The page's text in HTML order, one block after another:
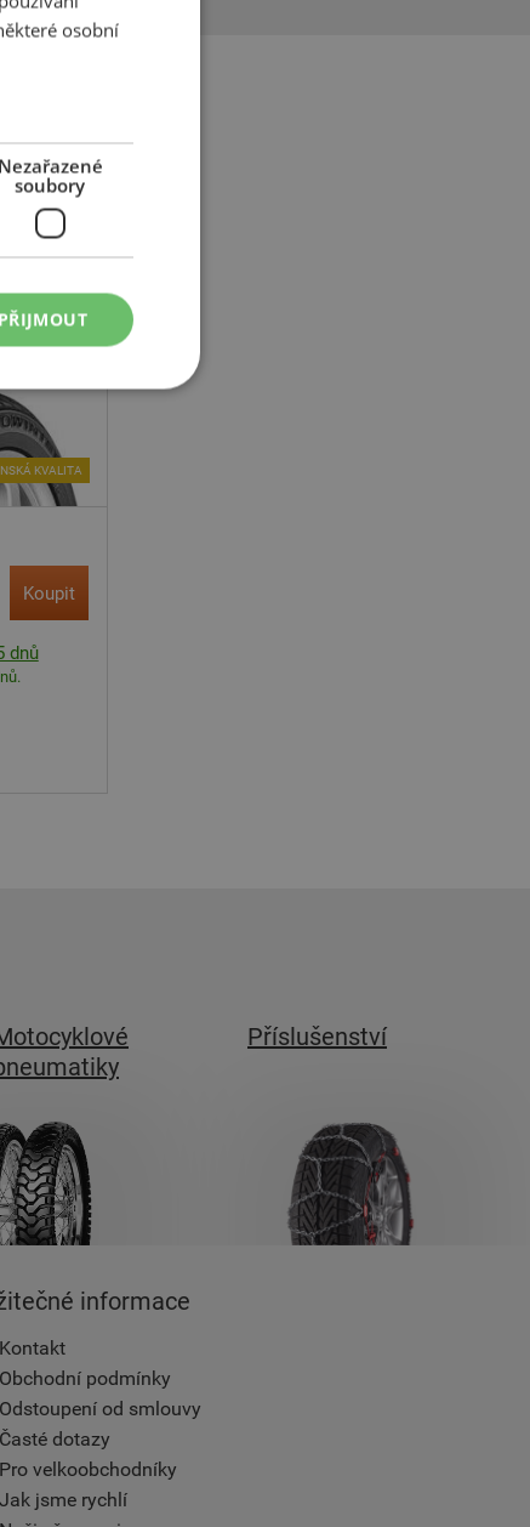
KVALITA
Koupit
dnů
Příslušenství
informace
Kontakt
Obchodní podmínky
Odstoupení od smlouvy
Časté dotazy
Pro velkoobchodníky
Jak jsme rychlí
osobní
Nezařazené
soubory